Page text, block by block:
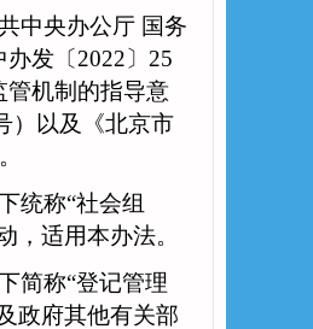
中央办公厅 国务
发〔 2022〕25
管机制的指导意
）以及《北京市
统称“社会组
，适用本办法。
简称“登记管理
政府其他有关部